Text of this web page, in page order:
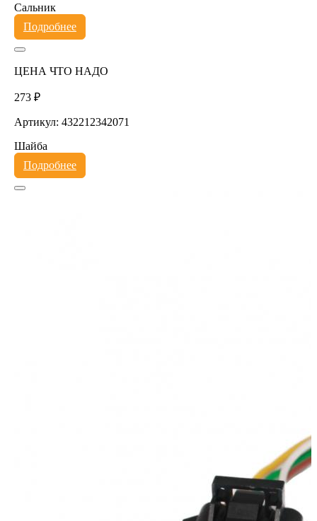
Сальник
Подробнее
ЦЕНА ЧТО НАДО
273 ₽
Артикул: 432212342071
Шайба
Подробнее